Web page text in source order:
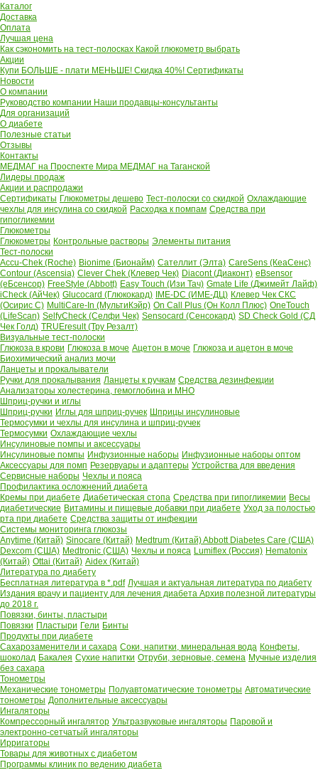
Каталог
Доставка
Оплата
Лучшая цена
Как сэкономить на тест-полосках Какой глюкометр выбрать
Акции
Купи БОЛЬШЕ - плати МЕНЬШЕ! Скидка 40%! Сертификаты
Новости
О компании
Руководство компании Наши продавцы-консультанты
Для организаций
О диабете
Полезные статьи
Отзывы
Контакты
МЕДМАГ на Проспекте Мира МЕДМАГ на Таганской
Лидеры продаж
Акции и распродажи
Сертификаты Глюкометры дешево Тест-полоски со скидкой Охлаждающие
чехлы для инсулина со скидкой Расходка к помпам Средства при
гипогликемии
Глюкометры
Глюкометры Контрольные растворы Элементы питания
Тест-полоски
Accu-Chek (Roche) Bionime (Бионайм) Сателлит (Элта) CareSens (КеаСенс)
Contour (Ascensia) Clever Chek (Клевер Чек) Diacont (Диаконт) eBsensor
(еБсенсор) FreeStyle (Abbott) Easy Touch (Изи Тач) Gmate Life (Джимейт Лайф)
iCheck (АйЧек) Glucocard (Глюкокард) IME-DC (ИМЕ-ДЦ) Клевер Чек СКС
(Осирис С) MultiCare-In (МультиКэйр) On Call Plus (Он Колл Плюс) OneTouch
(LifeScan) SelfyCheck (Селфи Чек) Sensocard (Сенсокард) SD Check Gold (СД
Чек Голд) TRUEresult (Тру Резалт)
Визуальные тест-полоски
Глюкоза в крови Глюкоза в моче Ацетон в моче Глюкоза и ацетон в моче
Биохимический анализ мочи
Ланцеты и прокалыватели
Ручки для прокалывания Ланцеты к ручкам Средства дезинфекции
Анализаторы холестерина, гемоглобина и МНО
Шприц-ручки и иглы
Шприц-ручки Иглы для шприц-ручек Шприцы инсулиновые
Термосумки и чехлы для инсулина и шприц-ручек
Термосумки Охлаждающие чехлы
Инсулиновые помпы и аксессуары
Инсулиновые помпы Инфузионные наборы Инфузионные наборы оптом
Аксессуары для помп Резервуары и адаптеры Устройства для введения
Сервисные наборы Чехлы и пояса
Профилактика осложнений диабета
Кремы при диабете Диабетическая стопа Средства при гипогликемии Весы
диабетические Витамины и пищевые добавки при диабете Уход за полостью
рта при диабете Средства защиты от инфекции
Системы мониторинга глюкозы
Anytime (Китай) Sinocare (Китай) Medtrum (Китай)Abbott Diabetes Care (США)
Dexcom (США) Medtronic (США) Чехлы и пояса Lumiflex (Россия) Hematonix
(Китай) Ottai (Китай) Aidex (Китай)
Литература по диабету
Бесплатная литература в *.pdf Лучшая и актуальная литература по диабету
Издания врачу и пациенту для лечения диабета Архив полезной литературы
до 2018 г.
Повязки, бинты, пластыри
Повязки Пластыри Гели Бинты
Продукты при диабете
Сахарозаменители и сахара Соки, напитки, минеральная вода Конфеты,
шоколад Бакалея Сухие напитки Отруби, зерновые, семена Мучные изделия
без сахара
Тонометры
Механические тонометры Полуавтоматические тонометры Автоматические
тонометры Дополнительные аксессуары
Ингаляторы
Компрессорный ингалятор Ультразвуковые ингаляторы Паровой и
электронно-сетчатый ингаляторы
Ирригаторы
Товары для животных с диабетом
Программы клиник по ведению диабета